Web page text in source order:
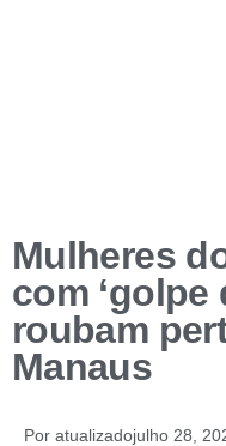
Mulheres
com ‘golpe
roubam
Manaus
Por atualizadojulho 28,